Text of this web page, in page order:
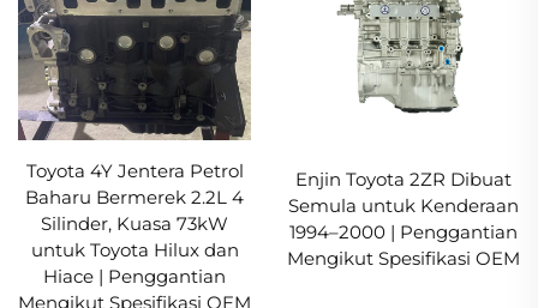
Toyota 4Y Jentera Petrol
Baharu Bermerek 2.2L 4
Silinder, Kuasa 73kW
untuk Toyota Hilux dan
Hiace | Penggantian
Mengikut Spesifikasi OEM
Enjin Toyota 2ZR Dibuat
Semula untuk Kenderaan
1994–2000 | Penggantian
Mengikut Spesifikasi OEM